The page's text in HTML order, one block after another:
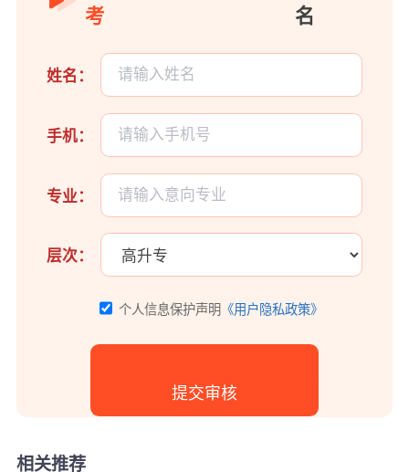
考
名
姓名：
手机：
专业：
层次：
个人信息保护声明 《用户隐私政策》
相关推荐